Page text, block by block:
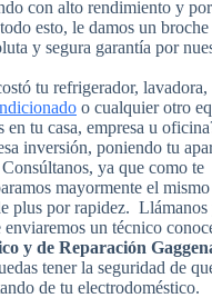
con alto rendimiento y por
esto, le damos un broche
y segura garantía por
tu refrigerador, lavadora,
o cualquier otro
en tu casa, empresa u
inversión, poniendo tu
ya que como te
mayormente el
plus por rapidez. Llámanos
un técnico
y de Reparación
tener la seguridad de
de tu electrodoméstico.